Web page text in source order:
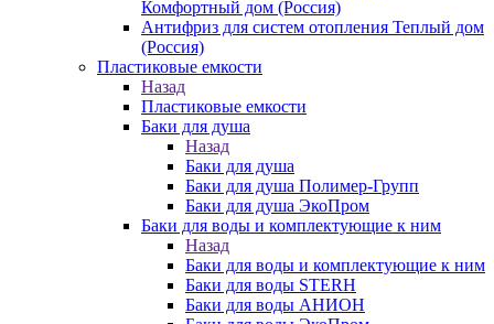
Комфортный дом (Россия)
Антифриз для систем отопления Теплый дом
(Россия)
Пластиковые емкости
Назад
Пластиковые емкости
Баки для душа
Назад
Баки для душа
Баки для душа Полимер-Групп
Баки для душа ЭкоПром
Баки для воды и комплектующие к ним
Назад
Баки для воды и комплектующие к ним
Баки для воды STERH
Баки для воды АНИОН